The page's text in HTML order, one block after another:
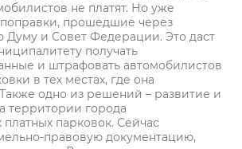
не платят. Но уже
поправки, прошедшие через
Думу и Совет Федерации. Это даст
получать
и штрафовать автомобилистов
в тех местах, где она
одно из решений – развитие и
территории города
парковок. Сейчас
правовую документацию,